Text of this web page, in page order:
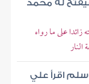
له محمد
زائدا على ما رواه
اقرأ علي